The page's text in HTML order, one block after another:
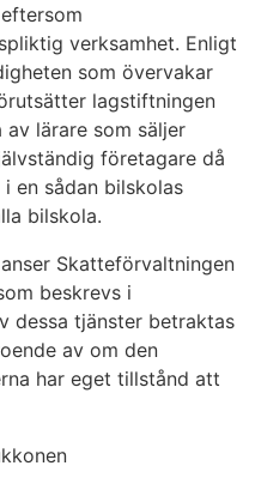
verksamhet. Enligt
som övervakar
lagstiftningen
lärare som säljer
företagare då
en sådan bilskolas
bilskola.
Skatteförvaltningen
beskrevs i
dessa tjänster betraktas
av om den
har eget tillstånd att